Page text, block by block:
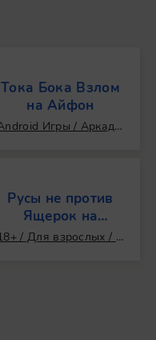
Тока Бока Взлом
на Айфон
Android Игры / Аркады / Казуальные / Популярные / Открытый мир / Создание персонажа / Взломанные / Читы / Реиграбельные / Бесконечные / Мультиплеер / Онлайн / Моды / Топ 100
Русы не против
Ящерок на
Андроид (18+) 18+ / Для взрослых / Android Игры / Популярные / Порно / Эротические / Хентай / Хентай игры на русском / 2D